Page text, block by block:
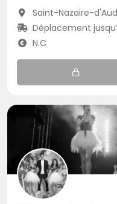
Saint-Nazaire-
Déplacement
N.C